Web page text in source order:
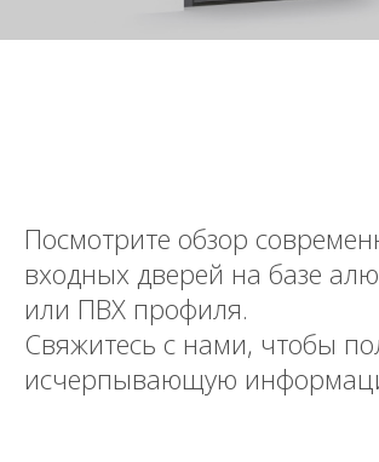
Посмотрите обзор
входных дверей на базе
или ПВХ профиля.
Свяжитесь с нами, чтобы
исчерпывающую